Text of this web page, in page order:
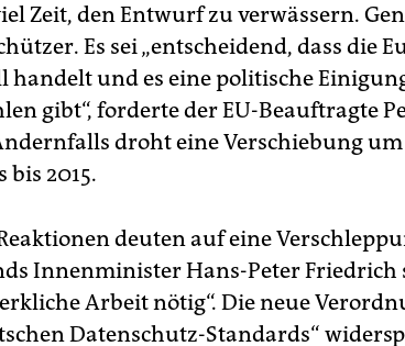
Zeit, den Entwurf zu verwässern.
Es sei „entscheidend, dass die
handelt und es eine politische
gibt“, forderte der EU-Beauftragte
droht eine Verschiebung
bis 2015.
deuten auf eine
Innenminister Hans-Peter Friedrich
Arbeit nötig“. Die neue
Datenschutz-Standards“